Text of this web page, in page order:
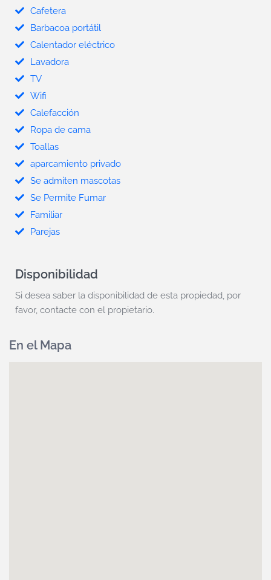
Cafetera
Barbacoa portátil
Calentador eléctrico
Lavadora
TV
Wifi
Calefacción
Ropa de cama
Toallas
aparcamiento privado
Se admiten mascotas
Se Permite Fumar
Familiar
Parejas
Disponibilidad
Si desea saber la disponibilidad de esta propiedad, por
favor, contacte con el propietario.
En el Mapa